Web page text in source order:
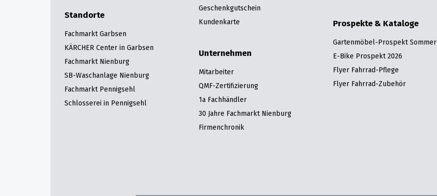
Standorte
Fachmarkt Garbsen
KÄRCHER Center in Garbsen
Fachmarkt Nienburg
SB-Waschanlage Nienburg
Fachmarkt Pennigsehl
Schlosserei in Pennigsehl
Geschenkgutschein
Kundenkarte
Unternehmen
Mitarbeiter
QMF-Zertifizierung
1a Fachhändler
30 Jahre Fachmarkt Nienburg
Firmenchronik
Prospekte & Kataloge
Gartenmöbel-Prospekt Sommer
E-Bike Prospekt 2026
Flyer Fahrrad-Pflege
Flyer Fahrrad-Zubehör